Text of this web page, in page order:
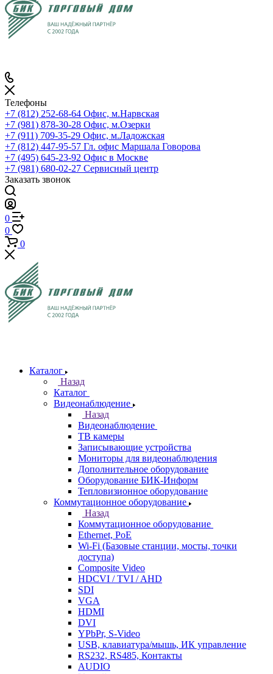
Телефоны
+7 (812) 252-68-64 Офис, м.Нарвская
+7 (981) 878-30-28 Офис, м.Озерки
+7 (911) 709-35-29 Офис, м.Ладожская
+7 (812) 447-95-57 Гл. офис Маршала Говорова
+7 (495) 645-23-92 Офис в Москве
+7 (981) 680-02-27 Сервисный центр
Заказать звонок
0
0
0
Каталог
Назад
Каталог
Видеонаблюдение
Назад
Видеонаблюдение
ТВ камеры
Записывающие устройства
Мониторы для видеонаблюдения
Дополнительное оборудование
Оборудование БИК-Информ
Тепловизионное оборудование
Коммутационное оборудование
Назад
Коммутационное оборудование
Ethernet, PoE
Wi-Fi (Базовые станции, мосты, точки
доступа)
Composite Video
HDCVI / TVI / AHD
SDI
VGA
HDMI
DVI
YPbPr, S-Video
USB, клавиатура/мышь, ИК управление
RS232, RS485, Контакты
AUDIO